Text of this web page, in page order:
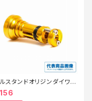
スタンドオリジンダイワ V
ールド【特価リール】【3